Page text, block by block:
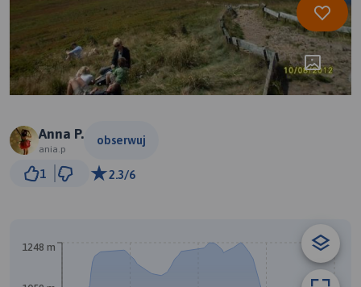
Anna P.
ania.p
obserwuj
1 2.3/6
1248 m